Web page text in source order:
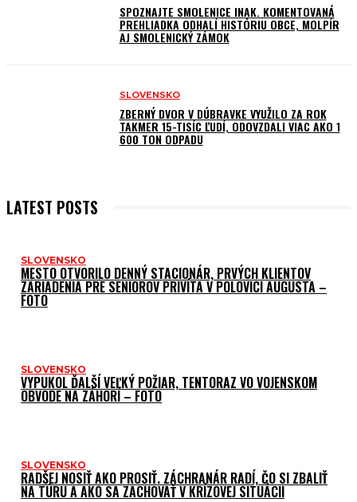
SPOZNAJTE SMOLENICE INAK. KOMENTOVANÁ
PREHLIADKA ODHALÍ HISTÓRIU OBCE, MOLPÍR
AJ SMOLENICKÝ ZÁMOK
SLOVENSKO
ZBERNÝ DVOR V DÚBRAVKE VYUŽILO ZA ROK
TAKMER 15-TISÍC ĽUDÍ, ODOVZDALI VIAC AKO 1
600 TON ODPADU
LATEST POSTS
SLOVENSKO
MESTO OTVORILO DENNÝ STACIONÁR, PRVÝCH KLIENTOV
ZARIADENIA PRE SENIOROV PRIVÍTA V POLOVICI AUGUSTA –
FOTO
SLOVENSKO
VYPUKOL ĎALŠÍ VEĽKÝ POŽIAR, TENTORAZ VO VOJENSKOM
OBVODE NA ZÁHORÍ – FOTO
SLOVENSKO
RADŠEJ NOSIŤ AKO PROSIŤ. ZÁCHRANÁR RADÍ, ČO SI ZBALIŤ
NA TÚRU A AKO SA ZACHOVAŤ V KRÍZOVEJ SITUÁCII